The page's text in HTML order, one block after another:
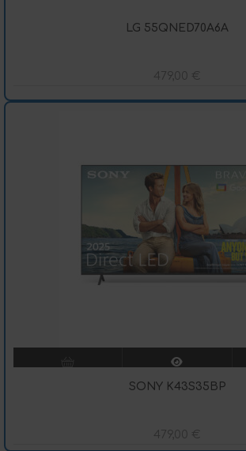
LG 55QNED70A6A
479,00 €
SONY K43S35BP
479,00 €